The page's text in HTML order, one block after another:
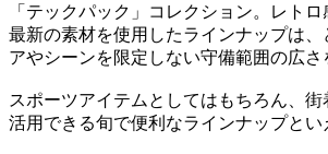
「テックパック」コレクション。レト
最新の素材を使用したラインナップは
アやシーンを限定しない守備範囲の広さ
スポーツアイテムとしてはもちろん、街
活用できる旬で便利なラインナップとい